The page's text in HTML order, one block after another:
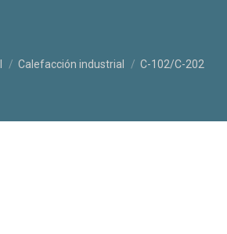
Calefacción industrial C-102/C-202